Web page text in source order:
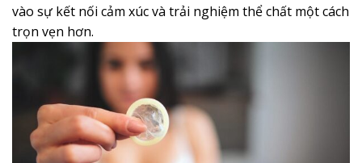
vào sự kết nối cảm xúc và trải nghiệm thể chất một cách
trọn vẹn hơn.